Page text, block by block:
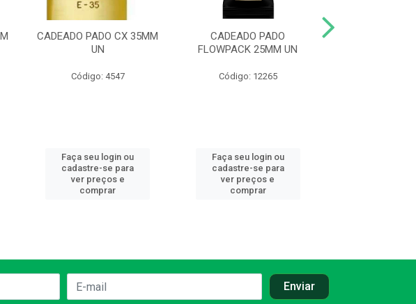
CADEADO PADO CX 35MM
UN
Código: 4547
Faça seu login ou
cadastre-se para
ver preços e
comprar
CADEADO PADO
FLOWPACK 25MM UN
Código: 12265
Faça seu login ou
cadastre-se para
ver preços e
comprar